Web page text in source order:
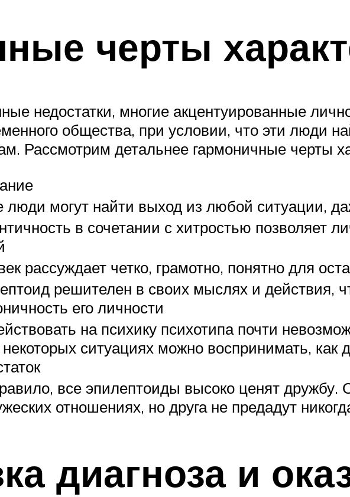
черты
недостатки, многие акцентуированные
общества, при условии, что эти люди
Рассмотрим детальнее гармоничные черты
люди могут найти выход из любой ситуации,
в сочетании с хитростью позволяет
рассуждает четко, грамотно, понятно для
решителен в своих мыслях и действия,
его личности
на психику психотипа почти
ситуациях можно воспринимать, как
все эпилептоиды высоко ценят
отношениях, но друга не предадут
диагноза и